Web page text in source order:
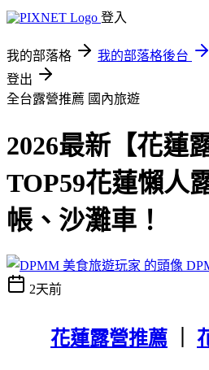
登入
我的部落格 我的部落格後台
登出
全台露營推薦 國內旅遊
2026最新【花蓮
TOP59花蓮懶人
帳、沙灘車！
2天前
花蓮露營推薦